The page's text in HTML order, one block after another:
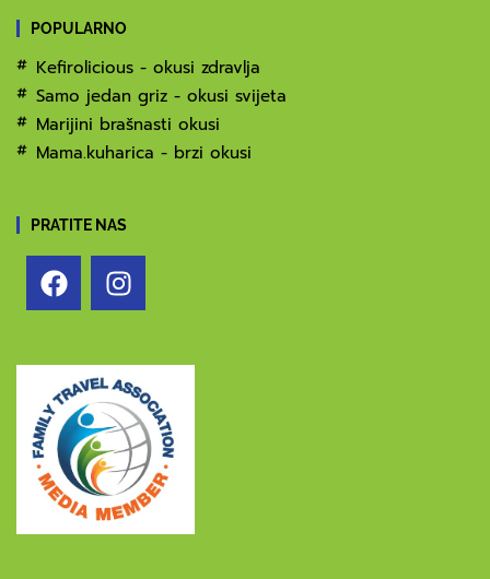
POPULARNO
Kefirolicious - okusi zdravlja
Samo jedan griz - okusi svijeta
Marijini brašnasti okusi
Mama.kuharica - brzi okusi
PRATITE NAS